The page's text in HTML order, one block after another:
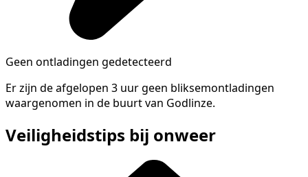
Geen ontladingen gedetecteerd
Er zijn de afgelopen 3 uur geen bliksemontladingen
waargenomen in de buurt van Godlinze.
Veiligheidstips bij onweer